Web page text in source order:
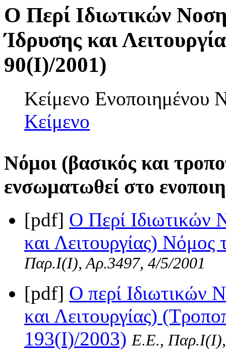
Ο Περί Ιδιωτικών
Ίδρυσης και
90(I)/2001)
Κείμενο
Κείμενο
Νόμοι (βασικός και
ενσωματωθεί στο
[pdf] Ο Περί Ιδιωτικών
και Λειτουργίας)
Παρ.Ι(I), Αρ.3497, 4/5/2001
[pdf] Ο περί Ιδιωτικών
και Λειτουργίας)
193(I)/2003) Ε.Ε.,